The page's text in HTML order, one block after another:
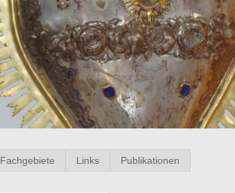
Fachgebiete Links Publikationen